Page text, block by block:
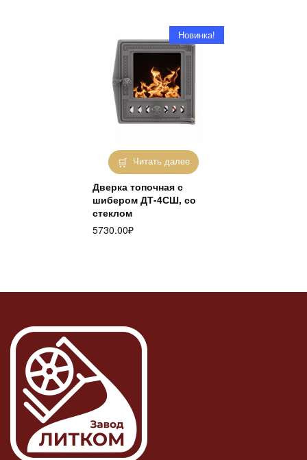
Читать далее
Новинка!
Дверка топочная с
шибером ДТ-4СШ, со
стеклом
5730.00₽